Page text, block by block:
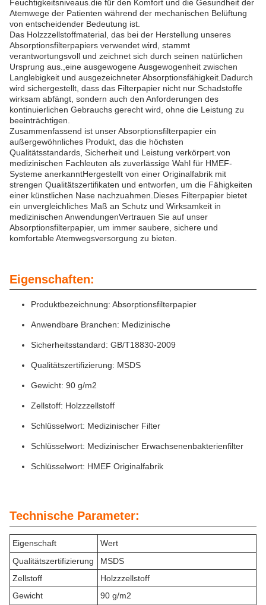
Feuchtigkeitsniveaus.die für den Komfort und die Gesundheit der
Atemwege der Patienten während der mechanischen Belüftung
von entscheidender Bedeutung ist.
Das Holzzzellstoffmaterial, das bei der Herstellung unseres
Absorptionsfilterpapiers verwendet wird, stammt
verantwortungsvoll und zeichnet sich durch seinen natürlichen
Ursprung aus.,eine ausgewogene Ausgewogenheit zwischen
Langlebigkeit und ausgezeichneter Absorptionsfähigkeit.Dadurch
wird sichergestellt, dass das Filterpapier nicht nur Schadstoffe
wirksam abfängt, sondern auch den Anforderungen des
kontinuierlichen Gebrauchs gerecht wird, ohne die Leistung zu
beeinträchtigen.
Zusammenfassend ist unser Absorptionsfilterpapier ein
außergewöhnliches Produkt, das die höchsten
Qualitätsstandards, Sicherheit und Leistung verkörpert.von
medizinischen Fachleuten als zuverlässige Wahl für HMEF-
Systeme anerkanntHergestellt von einer Originalfabrik mit
strengen Qualitätszertifikaten und entworfen, um die Fähigkeiten
einer künstlichen Nase nachzuahmen.Dieses Filterpapier bietet
ein unvergleichliches Maß an Schutz und Wirksamkeit in
medizinischen AnwendungenVertrauen Sie auf unser
Absorptionsfilterpapier, um immer saubere, sichere und
komfortable Atemwegsversorgung zu bieten.
Eigenschaften:
Produktbezeichnung: Absorptionsfilterpapier
Anwendbare Branchen: Medizinische
Sicherheitsstandard: GB/T18830-2009
Qualitätszertifizierung: MSDS
Gewicht: 90 g/m2
Zellstoff: Holzzzellstoff
Schlüsselwort: Medizinischer Filter
Schlüsselwort: Medizinischer Erwachsenenbakterienfilter
Schlüsselwort: HMEF Originalfabrik
Technische Parameter:
Eigenschaft
Wert
Qualitätszertifizierung
MSDS
Zellstoff
Holzzzellstoff
Gewicht
90 g/m2